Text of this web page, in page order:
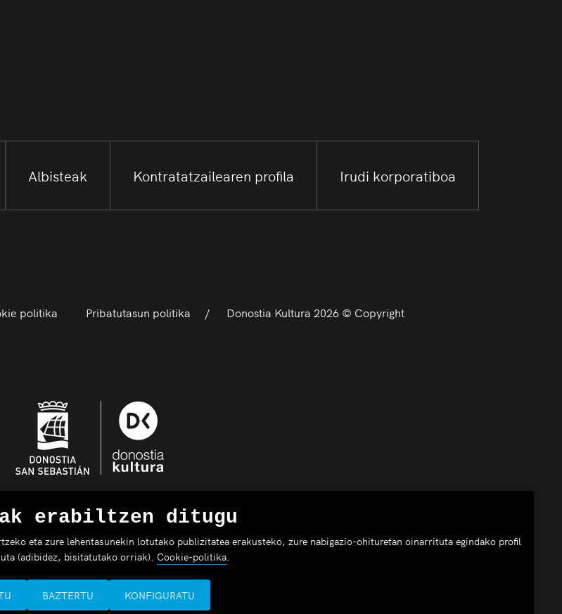
Albisteak Kontratatzailearen profila Irudi korporatiboa
politika Pribatutasun politika Donostia Kultura 2026 © Copyright
erabiltzen ditugu
eta zure lehentasunekin lotutako publizitatea erakusteko, zure nabigazio-ohituretan oinarrituta egindako profil
(adibidez, bisitatutako orriak). Cookie-politika.
KONFIGURATU
BAZTERTU